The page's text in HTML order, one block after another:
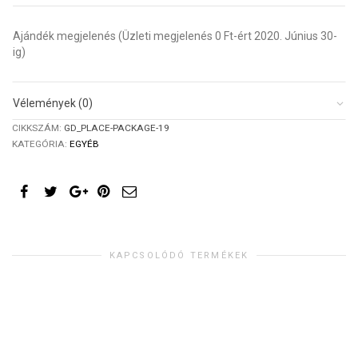
Ajándék megjelenés (Üzleti megjelenés 0 Ft-ért 2020. Június 30-
ig)
Vélemények (0)
CIKKSZÁM: GD_PLACE-PACKAGE-19
KATEGÓRIA: EGYÉB
KAPCSOLÓDÓ TERMÉKEK